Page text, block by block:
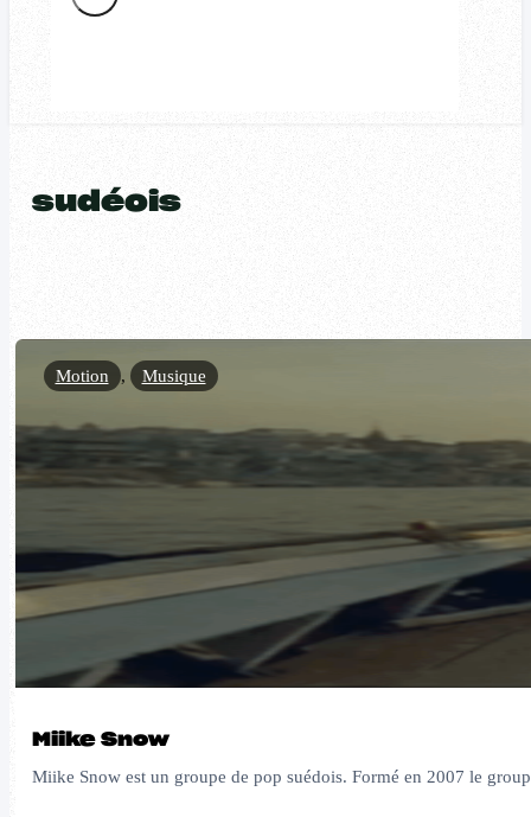
sudéois
Miike Snow
Miike Snow est un groupe de pop suédois. Formé en 2007 le
Motion , Musique